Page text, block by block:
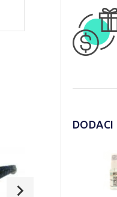
DODACI